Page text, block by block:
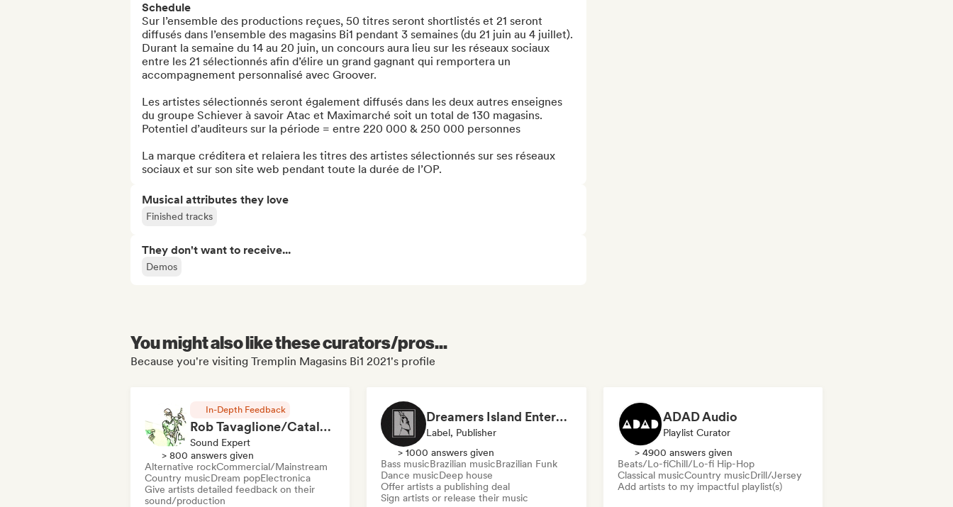
Schedule
Sur l’ensemble des productions reçues, 50 titres seront shortlistés et 21 seront
diffusés dans l’ensemble des magasins Bi1 pendant 3 semaines (du 21 juin au 4 juillet).
Durant la semaine du 14 au 20 juin, un concours aura lieu sur les réseaux sociaux
entre les 21 sélectionnés afin d’élire un grand gagnant qui remportera un
accompagnement personnalisé avec Groover.
Les artistes sélectionnés seront également diffusés dans les deux autres enseignes
du groupe Schiever à savoir Atac et Maximarché soit un total de 130 magasins.
Potentiel d’auditeurs sur la période = entre 220 000 & 250 000 personnes
La marque créditera et relaiera les titres des artistes sélectionnés sur ses réseaux
sociaux et sur son site web pendant toute la durée de l’OP.
Musical attributes they love
Finished tracks
They don't want to receive...
Demos
You might also like these curators/pros...
Because you're visiting Tremplin Magasins Bi1 2021's profile
In-Depth Feedback
Rob Tavaglione/Catalyst Recording
Sound Expert
> 800 answers given
Alternative rockCommercial/Mainstream
Country musicDream popElectronica
Give artists detailed feedback on their
sound/production
Dreamers Island Entertainment
Label, Publisher
> 1000 answers given
Bass musicBrazilian musicBrazilian Funk
Dance musicDeep house
Offer artists a publishing deal
Sign artists or release their music
ADAD Audio
Playlist Curator
> 4900 answers given
Beats/Lo-fiChill/Lo-fi Hip-Hop
Classical musicCountry musicDrill/Jersey
Add artists to my impactful playlist(s)